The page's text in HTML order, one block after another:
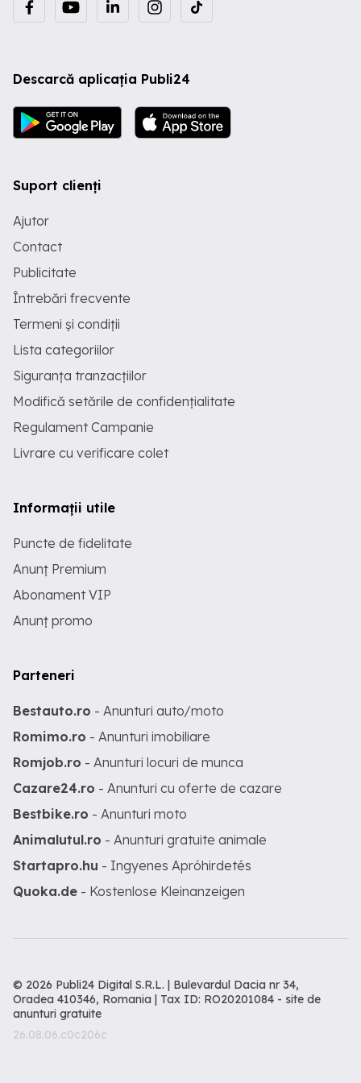
Descarcă aplicația Publi24
Suport clienți
Ajutor
Contact
Publicitate
Întrebări frecvente
Termeni și condiții
Lista categoriilor
Siguranța tranzacțiilor
Modifică setările de confidențialitate
Regulament Campanie
Livrare cu verificare colet
Informații utile
Puncte de fidelitate
Anunț Premium
Abonament VIP
Anunț promo
Parteneri
Bestauto.ro - Anunturi auto/moto
Romimo.ro - Anunturi imobiliare
Romjob.ro - Anunturi locuri de munca
Cazare24.ro - Anunturi cu oferte de cazare
Bestbike.ro - Anunturi moto
Animalutul.ro - Anunturi gratuite animale
Startapro.hu - Ingyenes Apróhirdetés
Quoka.de - Kostenlose Kleinanzeigen
© 2026 Publi24 Digital S.R.L. | Bulevardul Dacia nr 34,
Oradea 410346, Romania | Tax ID: RO20201084 - site de
anunturi gratuite
26.08.06.c0c206c